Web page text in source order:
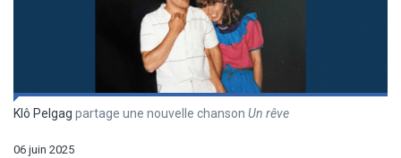
Klô Pelgag partage une nouvelle chanson Un rêve
06 juin 2025